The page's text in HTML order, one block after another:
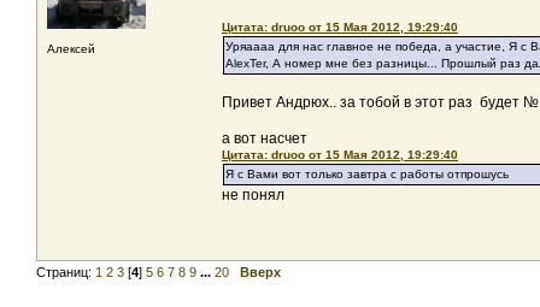
Алексей
Цитата: druoo от 15 Мая 2012, 19:29:40
Уряаааа для нас главное не победа, а участие, Я с
AlexTer, А номер мне без разницы... Прошлый раз
Привет Андрюх.. за тобой в этот раз будет
а вот насчет
Цитата: druoo от 15 Мая 2012, 19:29:40
Я с Вами вот только завтра с работы отпрошусь
не понял
Страниц: 1 2 3 [4] 5 6 7 8 9 ... 20 Вверх